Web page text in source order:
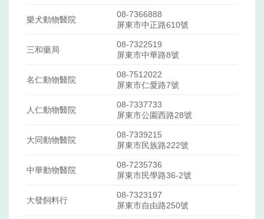
樂犬動物醫院
08-7366888
屏東市中正路610號
三和藥局
08-7322519
屏東市中華路8號
名仁動物醫院
08-7512022
屏東市仁愛路7號
人仁動物醫院
08-7337733
屏東市公園西路28號
大同動物醫院
08-7339215
屏東市民族路222號
中華動物醫院
08-7235736
屏東市民學路36-2號
大發飼料行
08-7323197
屏東市自由路250號